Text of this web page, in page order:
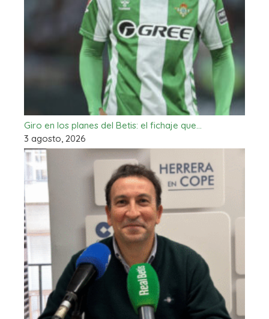
Giro en los planes del Betis: el fichaje que…
3 agosto, 2026